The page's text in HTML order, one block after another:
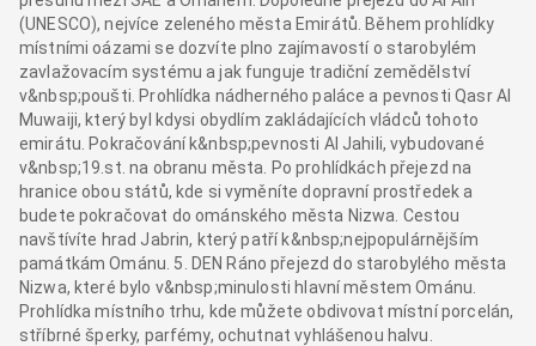
(UNESCO), nejvíce zeleného města Emirátů. Během prohlídky
místními oázami se dozvíte plno zajímavostí o starobylém
zavlažovacím systému a jak funguje tradiční zemědělství
v&nbsp;poušti. Prohlídka nádherného paláce a pevnosti Qasr Al
Muwaiji, který byl kdysi obydlím zakládajících vládců tohoto
emirátu. Pokračování k&nbsp;pevnosti Al Jahili, vybudované
v&nbsp;19.st. na obranu města. Po prohlídkách přejezd na
hranice obou států, kde si vyměníte dopravní prostředek a
budete pokračovat do ománského města Nizwa. Cestou
navštívíte hrad Jabrin, který patří k&nbsp;nejpopulárnějším
památkám Ománu. 5. DEN Ráno přejezd do starobylého města
Nizwa, které bylo v&nbsp;minulosti hlavní městem Ománu.
Prohlídka místního trhu, kde můžete obdivovat místní porcelán,
stříbrné šperky, parfémy, ochutnat vyhlášenou halvu.